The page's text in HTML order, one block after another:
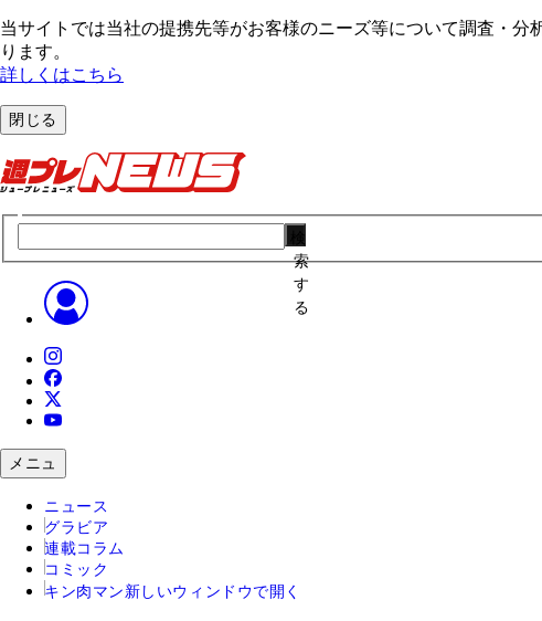
当サイトでは当社の提携先等がお客様のニーズ等について調査・
ります。
詳しくはこちら
閉じる
索
す
る
メニュ
ニュース
グラビア
連載コラム
コミック
キン肉マン 新しいウィンドウで開く